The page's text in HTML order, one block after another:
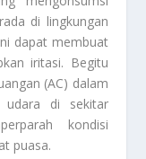
di lingkungan
dapat membuat
iritasi. Begitu
(AC) dalam
di sekitar
kondisi
puasa.